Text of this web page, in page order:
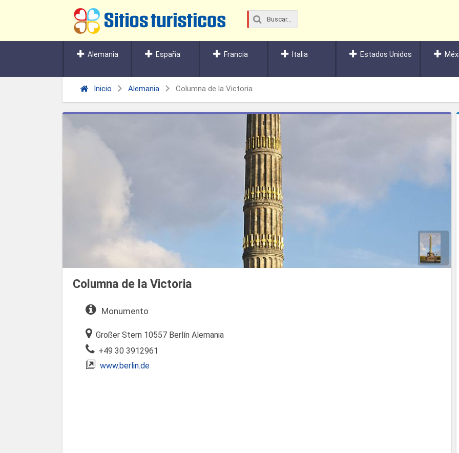
Alemania España Francia Italia Estados Unidos
Inicio Alemania Columna de la Victoria
Columna de la Victoria
Monumento
Großer Stern 10557 Berlín Alemania
+49 30 3912961
www.berlin.de